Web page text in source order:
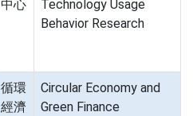
中心
Technology Usage
Behavior Research
循環
經濟
Circular Economy and
Green Finance